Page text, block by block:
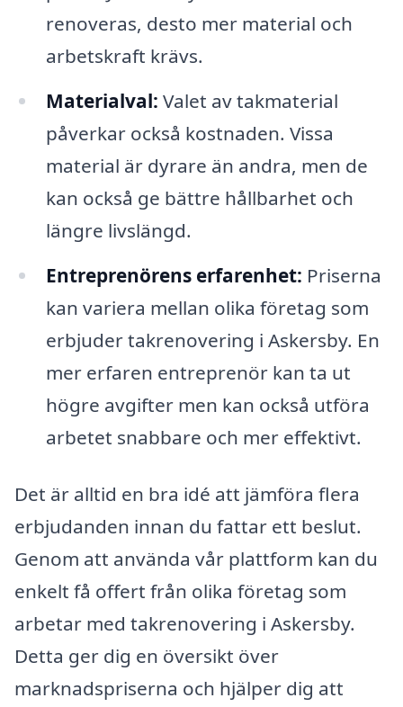
renoveras, desto mer material och
arbetskraft krävs.
Materialval: Valet av takmaterial
påverkar också kostnaden. Vissa
material är dyrare än andra, men de
kan också ge bättre hållbarhet och
längre livslängd.
Entreprenörens erfarenhet: Priserna
kan variera mellan olika företag som
erbjuder takrenovering i Askersby. En
mer erfaren entreprenör kan ta ut
högre avgifter men kan också utföra
arbetet snabbare och mer effektivt.
Det är alltid en bra idé att jämföra flera
erbjudanden innan du fattar ett beslut.
Genom att använda vår plattform kan du
enkelt få offert från olika företag som
arbetar med takrenovering i Askersby.
Detta ger dig en översikt över
marknadspriserna och hjälper dig att